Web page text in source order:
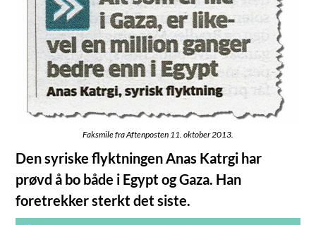
Faksmile fra Aftenposten 11. oktober 2013.
Den syriske flyktningen Anas Katrgi har
prøvd å bo både i Egypt og Gaza. Han
foretrekker sterkt det siste.